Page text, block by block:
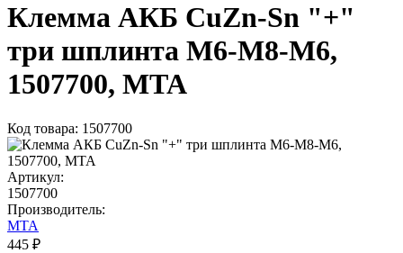
Клемма АКБ CuZn-Sn "+"
три шплинта М6-М8-М6,
1507700, MTA
Код товара: 1507700
Артикул:
1507700
Производитель:
MTA
445 ₽